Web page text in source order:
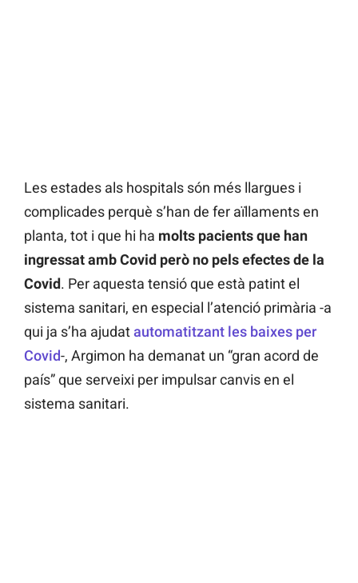
Les estades als hospitals són més llargues i
complicades perquè s’han de fer aïllaments en
planta, tot i que hi ha molts pacients que han
ingressat amb Covid però no pels efectes de la
Covid. Per aquesta tensió que està patint el
sistema sanitari, en especial l’atenció primària -a
qui ja s’ha ajudatautomatitzant les baixes per
Covid-, Argimon ha demanat un “gran acord de
país” que serveixi per impulsar canvis en el
sistema sanitari.